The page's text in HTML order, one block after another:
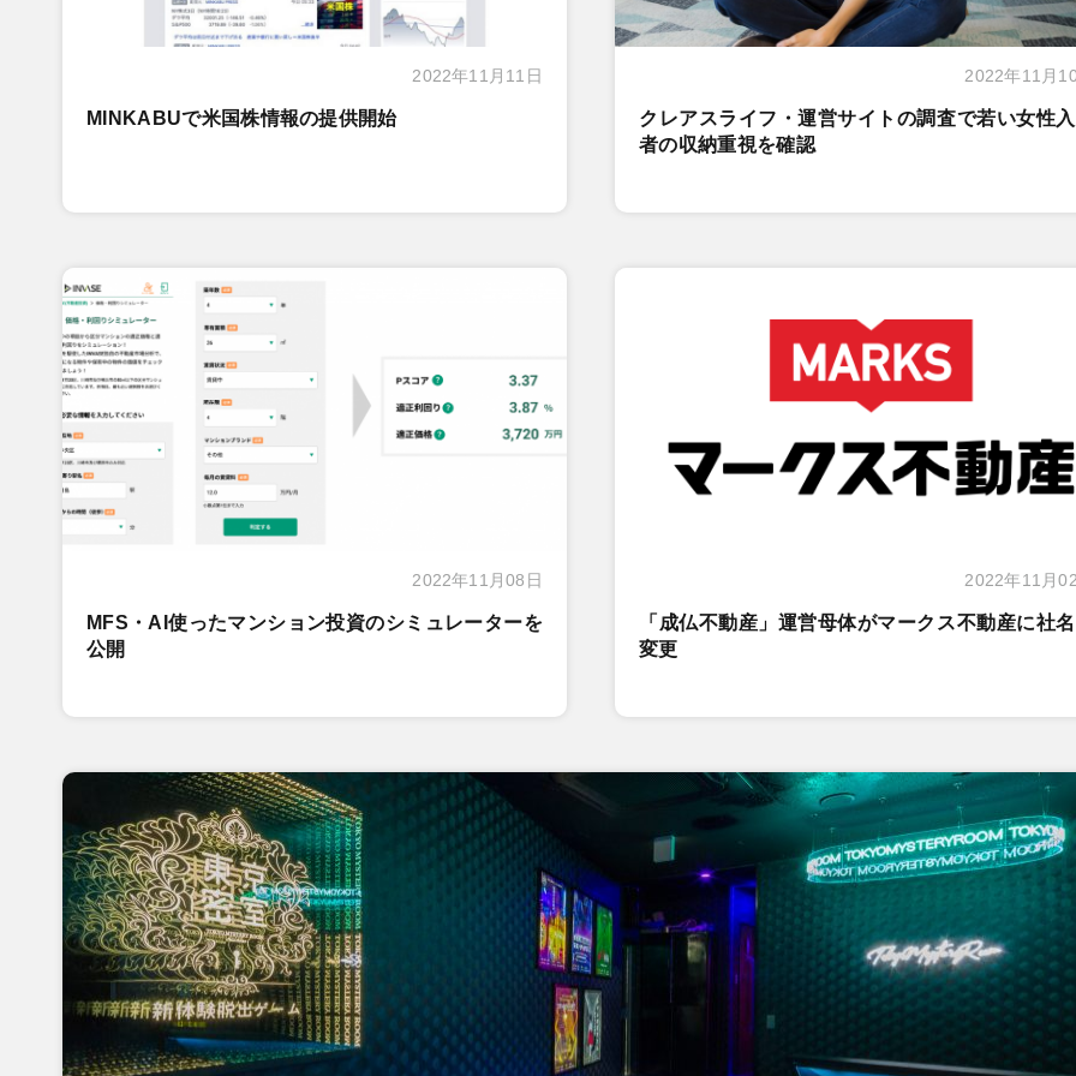
2022年11月11日
MINKABUで米国株情報の提供開始
2022年11月
クレアスライフ・運営サイトの調査で若い女性
者の収納重視を確認
2022年11月08日
MFS・AI使ったマンション投資のシミュレーターを
公開
2022年11月
「成仏不動産」運営母体がマークス不動産に社
変更